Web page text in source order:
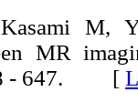
M,
MR
- 647. [